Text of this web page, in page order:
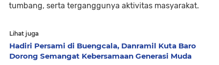
tumbang, serta terganggunya aktivitas masyarakat.
Lihat juga
Hadiri Persami di Buengcala, Danramil Kuta Baro
Dorong Semangat Kebersamaan Generasi Muda